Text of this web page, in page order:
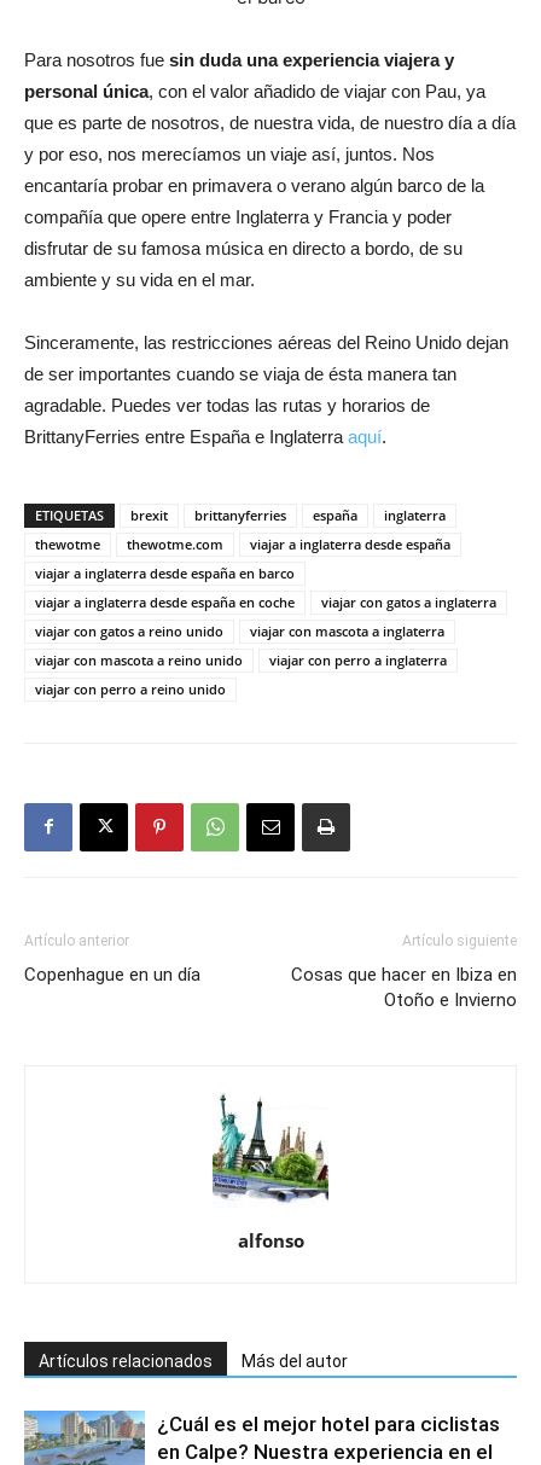
Para nosotros fue sin duda una experiencia viajera y
personal única, con el valor añadido de viajar con Pau, ya
que es parte de nosotros, de nuestra vida, de nuestro día a día
y por eso, nos merecíamos un viaje así, juntos. Nos
encantaría probar en primavera o verano algún barco de la
compañía que opere entre Inglaterra y Francia y poder
disfrutar de su famosa música en directo a bordo, de su
ambiente y su vida en el mar.
Sinceramente, las restricciones aéreas del Reino Unido dejan
de ser importantes cuando se viaja de ésta manera tan
agradable. Puedes ver todas las rutas y horarios de
BrittanyFerries entre España e Inglaterra aquí.
ETIQUETAS brexit brittanyferries españa
inglaterra
thewotme
thewotme.com
viajar a inglaterra desde españa
viajar a inglaterra desde españa en barco
viajar a inglaterra desde españa en coche
viajar con gatos a inglaterra
viajar con gatos a reino unido
viajar con mascota a inglaterra
viajar con mascota a reino unido
viajar con perro a inglaterra
viajar con perro a reino unido
Artículo anterior
Copenhague en un día
Artículo siguiente
Cosas que hacer en Ibiza en
Otoño e Invierno
alfonso
Artículos relacionados Más del autor
¿Cuál es el mejor hotel para ciclistas
en Calpe? Nuestra experiencia en el